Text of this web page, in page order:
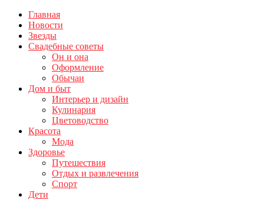
Главная
Новости
Звезды
Свадебные советы
Он и она
Оформление
Обычаи
Дом и быт
Интерьер и дизайн
Кулинария
Цветоводство
Красота
Мода
Здоровье
Путешествия
Отдых и развлечения
Спорт
Дети